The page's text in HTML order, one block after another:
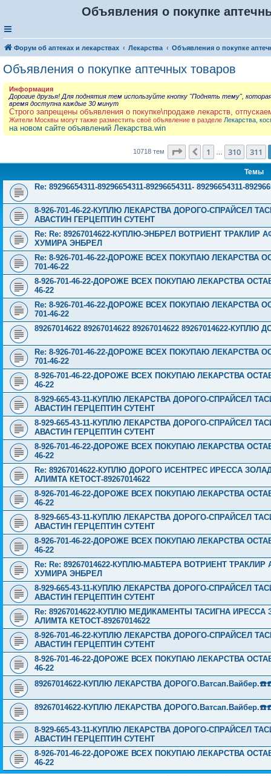
Объявления о покупке
Форум об аптеках и лекарствах Лекарства Объявления о покупке
Объявления о покупке аптечных товаров
Информация
Дорогие друзья! Для поднятия тем используйте кнопку "Поднять тему",
время доступна каждые 30 минут
Строго запрещены объявления о покупке\продаже лекарств,
Жители Москвы могут также разместить своё объявление в разделе Лекарства,
на новом сайте объявлений Лекарства.win
10718 тем Страница 312из 429
Пред.
1 310 311
Темы
Re: 89296654311-89296654311-89296654311- 89296654311-
8-926-701-46-22-КУПЛЮ ЛЕКАРСТВА ДОРОГО-СПРАЙСЕЛ
АВАСТИН ГЕРЦЕПТИН СУТЕНТ
Re: Re: 89267014622-КУПЛЮ-ЭНБРЕЛ ВОТРИЕНТ
ХУМИРА ЭНБРЕЛ
Re: 8-926-701-46-22-ДОРОЖЕ ВСЕХ ПОКУПАЮ
701-46-22
8-926-701-46-22-ДОРОЖЕ ВСЕХ ПОКУПАЮ ЛЕКАРСТВА
46-22
Re: 8-926-701-46-22-ДОРОЖЕ ВСЕХ ПОКУПАЮ
701-46-22
89267014622 89267014622 89267014622 89267014622-
Re: 8-926-701-46-22-ДОРОЖЕ ВСЕХ ПОКУПАЮ
701-46-22
8-926-701-46-22-ДОРОЖЕ ВСЕХ ПОКУПАЮ ЛЕКАРСТВА
46-22
8-929-665-43-11-КУПЛЮ ЛЕКАРСТВА ДОРОГО-СПРАЙСЕЛ
АВАСТИН ГЕРЦЕПТИН СУТЕНТ
8-929-665-43-11-КУПЛЮ ЛЕКАРСТВА ДОРОГО-СПРАЙСЕЛ
АВАСТИН ГЕРЦЕПТИН СУТЕНТ
8-926-701-46-22-ДОРОЖЕ ВСЕХ ПОКУПАЮ ЛЕКАРСТВА
46-22
Re: 89267014622-КУПЛЮ ДОРОГО ИСЕНТРЕС ИРЕССА
АЛИМТА КЕТОСТ-89267014622
8-926-701-46-22-ДОРОЖЕ ВСЕХ ПОКУПАЮ ЛЕКАРСТВА
46-22
8-929-665-43-11-КУПЛЮ ЛЕКАРСТВА ДОРОГО-СПРАЙСЕЛ
АВАСТИН ГЕРЦЕПТИН СУТЕНТ
8-926-701-46-22-ДОРОЖЕ ВСЕХ ПОКУПАЮ ЛЕКАРСТВА
46-22
Re: Re: 89267014622-КУПЛЮ-МАБТЕРА ВОТРИЕНТ
ХУМИРА ЭНБРЕЛ
8-929-665-43-11-КУПЛЮ ЛЕКАРСТВА ДОРОГО-СПРАЙСЕЛ
АВАСТИН ГЕРЦЕПТИН СУТЕНТ
Re: 89267014622-КУПЛЮ МЕДИКАМЕНТЫ ТАСИГНА
АЛИМТА КЕТОСТ-89267014622
8-926-701-46-22-КУПЛЮ ЛЕКАРСТВА ДОРОГО-СПРАЙСЕЛ
АВАСТИН ГЕРЦЕПТИН СУТЕНТ
8-926-701-46-22-ДОРОЖЕ ВСЕХ ПОКУПАЮ ЛЕКАРСТВА
46-22
89267014622-КУПЛЮ ЛЕКАРСТВА
89267014622-КУПЛЮ ЛЕКАРСТВА
8-929-665-43-11-КУПЛЮ ЛЕКАРСТВА ДОРОГО-СПРАЙСЕЛ
АВАСТИН ГЕРЦЕПТИН СУТЕНТ
8-926-701-46-22-ДОРОЖЕ ВСЕХ ПОКУПАЮ ЛЕКАРСТВА
46-22